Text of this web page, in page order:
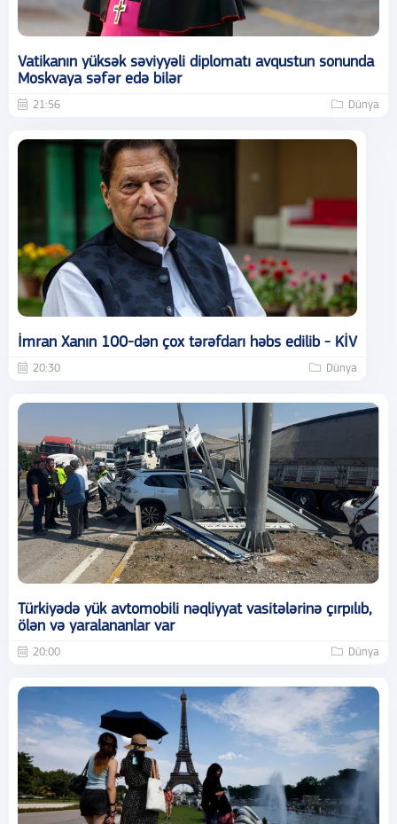
Vatikanın yüksək səviyyəli diplomatı avqustun sonunda
Moskvaya səfər edə bilər
21:56 Dünya
İmran Xanın 100-dən çox tərəfdarı həbs edilib - KİV
20:30 Dünya
Türkiyədə yük avtomobili nəqliyyat vasitələrinə çırpılıb,
ölən və yaralananlar var
20:00 Dünya